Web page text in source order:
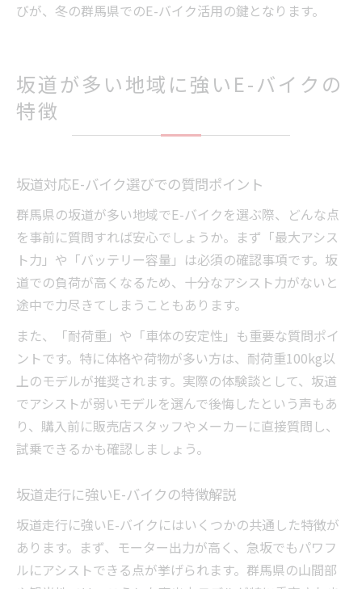
びが、冬の群馬県でのE-バイク活用の鍵となります。
坂道が多い地域に強いE-バイクの
特徴
坂道対応E-バイク選びでの質問ポイント
群馬県の坂道が多い地域でE-バイクを選ぶ際、どんな点
を事前に質問すれば安心でしょうか。まず「最大アシス
ト力」や「バッテリー容量」は必須の確認事項です。坂
道での負荷が高くなるため、十分なアシスト力がないと
途中で力尽きてしまうこともあります。
また、「耐荷重」や「車体の安定性」も重要な質問ポイ
ントです。特に体格や荷物が多い方は、耐荷重100kg以
上のモデルが推奨されます。実際の体験談として、坂道
でアシストが弱いモデルを選んで後悔したという声もあ
り、購入前に販売店スタッフやメーカーに直接質問し、
試乗できるかも確認しましょう。
坂道走行に強いE-バイクの特徴解説
坂道走行に強いE-バイクにはいくつかの共通した特徴が
あります。まず、モーター出力が高く、急坂でもパワフ
ルにアシストできる点が挙げられます。群馬県の山間部